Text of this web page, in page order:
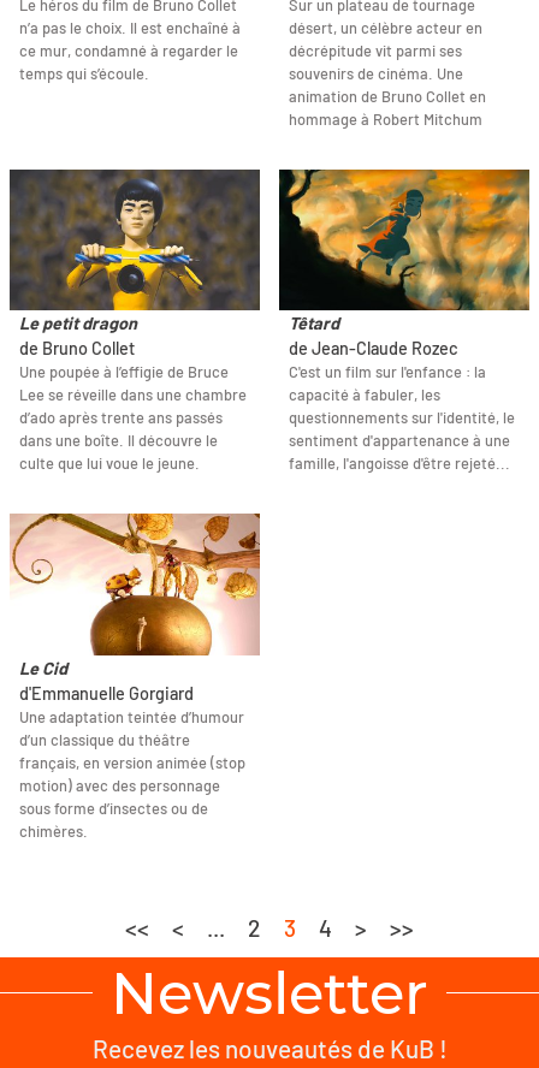
Le héros du film de Bruno Collet
n’a pas le choix. Il est enchaîné à
ce mur, condamné à regarder le
temps qui s’écoule.
Sur un plateau de tournage
désert, un célèbre acteur en
décrépitude vit parmi ses
souvenirs de cinéma. Une
animation de Bruno Collet en
hommage à Robert Mitchum
Le petit dragon
de Bruno Collet
Une poupée à l’effigie de Bruce
Lee se réveille dans une chambre
d’ado après trente ans passés
dans une boîte. Il découvre le
culte que lui voue le jeune.
Têtard
de Jean-Claude Rozec
C'est un film sur l'enfance : la
capacité à fabuler, les
questionnements sur l'identité, le
sentiment d'appartenance à une
famille, l'angoisse d'être rejeté...
Le Cid
d'Emmanuelle Gorgiard
Une adaptation teintée d’humour
d’un classique du théâtre
français, en version animée (stop
motion) avec des personnage
sous forme d’insectes ou de
chimères.
<< < ... 2 3 4 > >>
Newsletter
Recevez les nouveautés de KuB !